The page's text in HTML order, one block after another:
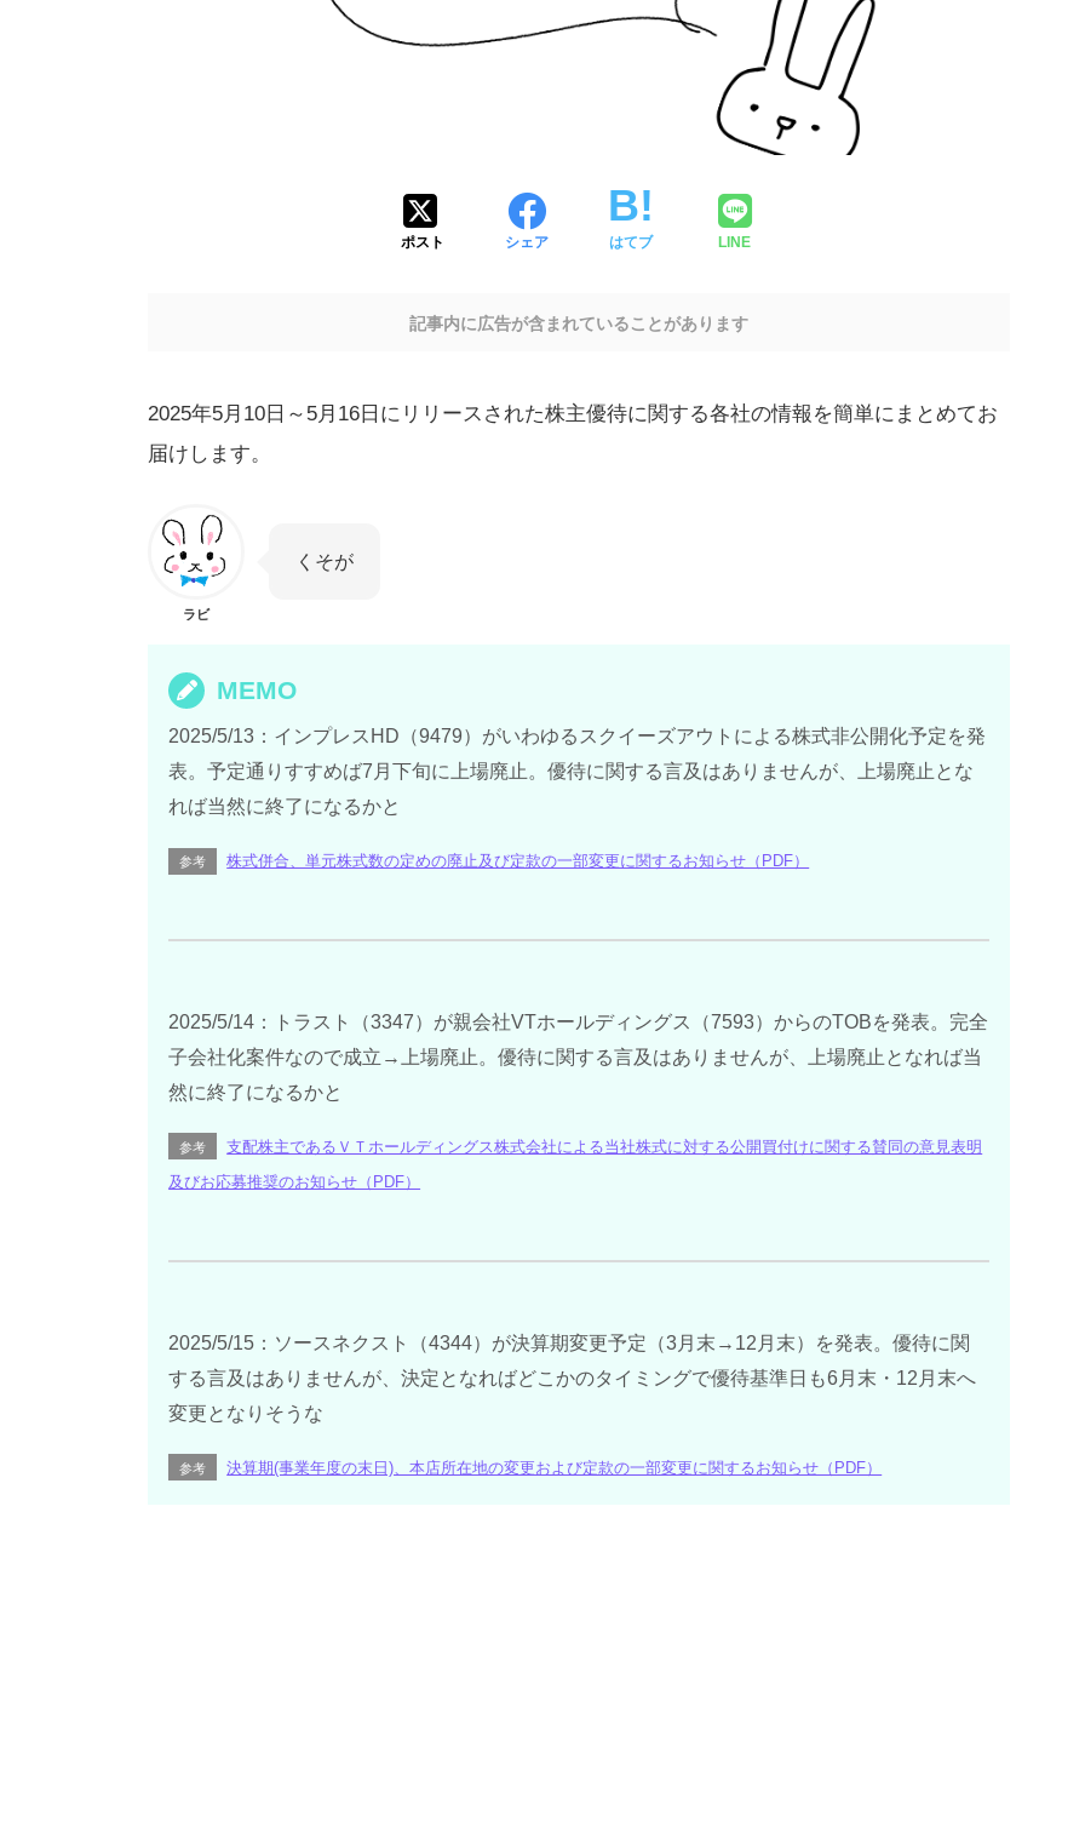
ポスト シェア はてブ LINE
記事内に広告が含まれていることがあります
2025年5月10日～5月16日にリリースされた株主優待に関する各社の情報を簡単にまとめてお
届けします。
ラビ
くそが
MEMO
2025/5/13：インプレスHD（9479）がいわゆるスクイーズアウトによる株式非公開化予定を発
表。予定通りすすめば7月下旬に上場廃止。優待に関する言及はありませんが、上場廃止とな
れば当然に終了になるかと
参考 株式併合、単元株式数の定めの廃止及び定款の一部変更に関するお知らせ（PDF）
2025/5/14：トラスト（3347）が親会社VTホールディングス（7593）からのTOBを発表。完全
子会社化案件なので成立→上場廃止。優待に関する言及はありませんが、上場廃止となれば当
然に終了になるかと
参考
支配株主であるＶＴホールディングス株式会社による当社株式に対する公開買付けに関する賛同の意見表明
及びお応募推奨のお知らせ（PDF）
2025/5/15：ソースネクスト（4344）が決算期変更予定（3月末→12月末）を発表。優待に関
する言及はありませんが、決定となればどこかのタイミングで優待基準日も6月末・12月末へ
変更となりそうな
参考 決算期(事業年度の末日)、本店所在地の変更および定款の一部変更に関するお知らせ（PDF）